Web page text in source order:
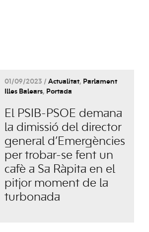
01/09/2023 / Actualitat, Parlament
Illes Balears, Portada
El PSIB-PSOE demana
la dimissió del director
general d’Emergències
per trobar-se fent un
cafè a Sa Ràpita en el
pitjor moment de la
turbonada